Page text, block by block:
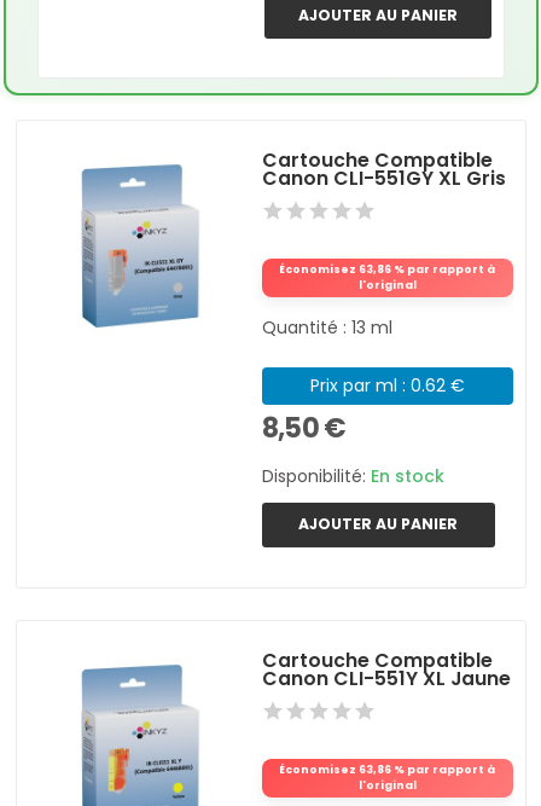
AJOUTER AU PANIER
Cartouche Compatible
Canon CLI-551GY XL Gris
Économisez 63,86 % par rapport à
l'original
Quantité : 13 ml
Prix par ml : 0.62 €
8,50 €
Disponibilité: En stock
AJOUTER AU PANIER
Cartouche Compatible
Canon CLI-551Y XL Jaune
Économisez 63,86 % par rapport à
l'original